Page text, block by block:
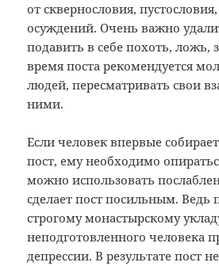
от сквернословия,
осуждений. Очень важно
подавить в себе похоть, ложь,
время поста рекомендуется
людей, пересматривать свои
ними.
Если человек впервые
пост, ему необходимо
можно использовать
сделает пост посильным. Ведь
строгому монастырскому
неподготовленного человека
депрессии. В результате пост